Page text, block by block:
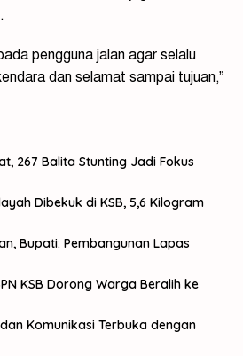
pengguna jalan agar selalu
dan selamat sampai tujuan,”
267 Balita Stunting Jadi Fokus
Dibekuk di KSB, 5,6 Kilogram
Bupati: Pembangunan Lapas
KSB Dorong Warga Beralih ke
Komunikasi Terbuka dengan